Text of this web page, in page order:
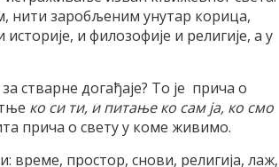
нити заробљеним унутар корица,
и филозофије и религије, а у
стварне догађаје? То је прича о
ко си ти, и питање ко сам ја, ко смо
прича о свету у коме живимо.
време, простор, снови, религија, лаж,